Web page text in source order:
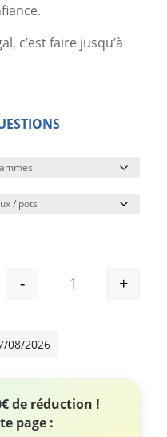
c’est faire jusqu’à
Quantité
- +
08/2026
de réduction !
page :